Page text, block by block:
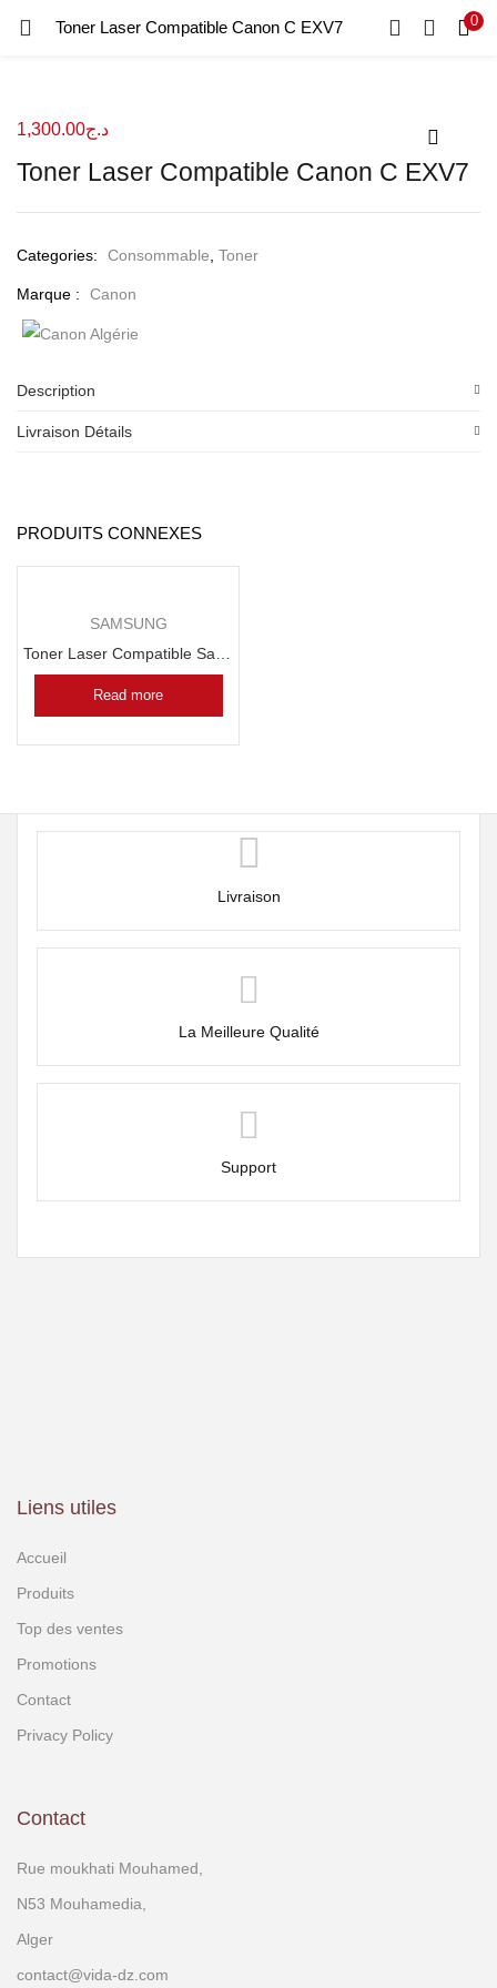
Toner Laser Compatible Canon C EXV7 0
Recherche
CONNEXION
connecter.
Se souvenir de moi
Toner Laser Compatible Canon C EXV7
د.ج1,300.00
Categories: Consommable Toner
Marque : Canon
Description
Livraison Détails
PRODUITS CONNEXES
SAMSUNG
Toner Laser Compatible Samsung MLT D1052S
Read more
Livraison
La Meilleure Qualité
Support
Liens utiles
Accueil
Produits
Top des ventes
Promotions
Contact
Privacy Policy
Contact
Rue moukhati Mouhamed,
N53 Mouhamedia,
Alger
contact@vida-dz.com